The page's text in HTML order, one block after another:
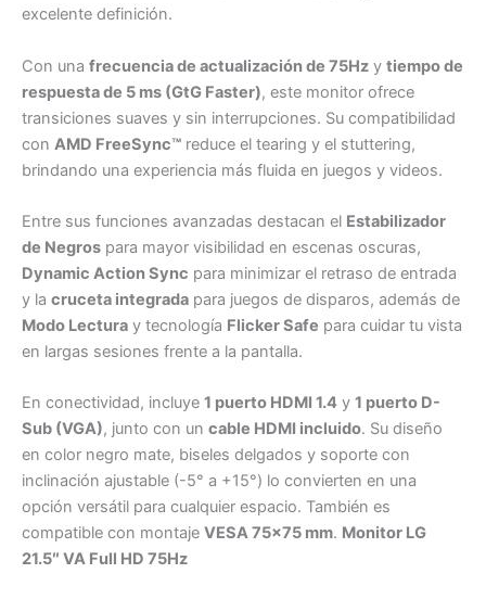
excelente definición.
Con una frecuencia de actualización de 75Hz y tiempo de
respuesta de 5 ms (GtG Faster), este monitor ofrece
transiciones suaves y sin interrupciones. Su compatibilidad
con AMD FreeSync™ reduce el tearing y el stuttering,
brindando una experiencia más fluida en juegos y videos.
Entre sus funciones avanzadas destacan el Estabilizador
de Negros para mayor visibilidad en escenas oscuras,
Dynamic Action Sync para minimizar el retraso de entrada
y la cruceta integrada para juegos de disparos, además de
Modo Lectura y tecnología Flicker Safe para cuidar tu vista
en largas sesiones frente a la pantalla.
En conectividad, incluye 1 puerto HDMI 1.4 y 1 puerto D-
Sub (VGA), junto con un cable HDMI incluido. Su diseño
en color negro mate, biseles delgados y soporte con
inclinación ajustable (-5° a +15°) lo convierten en una
opción versátil para cualquier espacio. También es
compatible con montaje VESA 75×75 mm. Monitor LG
21.5″ VA Full HD 75Hz